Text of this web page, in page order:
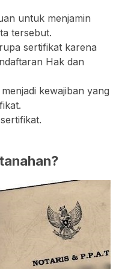
untuk menjamin
tersebut.
sertifikat karena
Hak dan
kewajiban yang